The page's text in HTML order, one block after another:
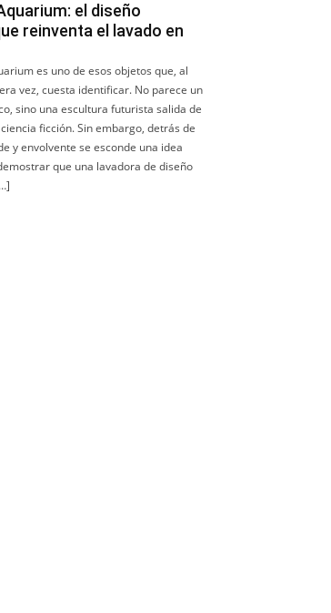
el diseño
reinventa el lavado en
es uno de esos objetos que, al
vez, cuesta identificar. No parece un
sino una escultura futurista salida de
ficción. Sin embargo, detrás de
y envolvente se esconde una idea
que una lavadora de diseño